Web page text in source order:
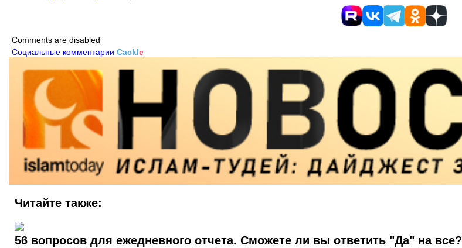
Comments are disabled
Социальные комментарии Cackle
Читайте также:
56 вопросов для ежедневного отчета. Сможете ли вы ответить "Да" на все?